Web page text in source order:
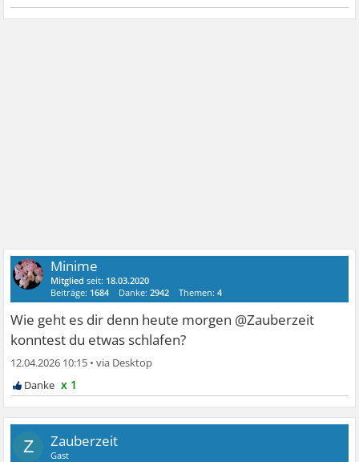
Minime
Mitglied seit: 18.03.2020
Beiträge: 1684 Danke:2942 Themen:4
Wie geht es dir denn heute morgen @Zauberzeit
konntest du etwas schlafen?
12.04.2026 10:15 •
x 1
Z Zauberzeit
Gast